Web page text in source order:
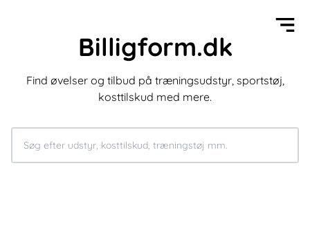
Billigform.dk
Find øvelser og tilbud på træningsudstyr, sportstøj,
kosttilskud med mere.